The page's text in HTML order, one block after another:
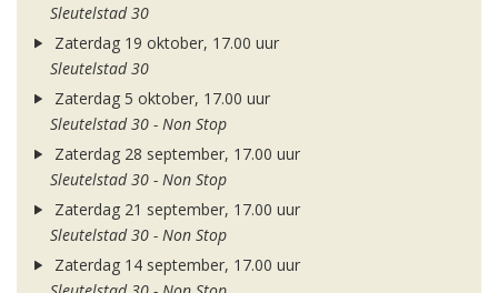
Sleutelstad 30
Zaterdag 19 oktober, 17.00 uur
Sleutelstad 30
Zaterdag 5 oktober, 17.00 uur
Sleutelstad 30 - Non Stop
Zaterdag 28 september, 17.00 uur
Sleutelstad 30 - Non Stop
Zaterdag 21 september, 17.00 uur
Sleutelstad 30 - Non Stop
Zaterdag 14 september, 17.00 uur